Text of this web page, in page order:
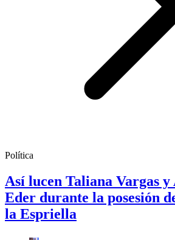
Política
Así lucen Taliana Vargas
Eder durante la posesión
la Espriella